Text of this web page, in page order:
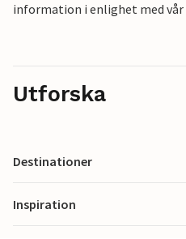
information i enlighet med vår
Utforska
Destinationer
Inspiration